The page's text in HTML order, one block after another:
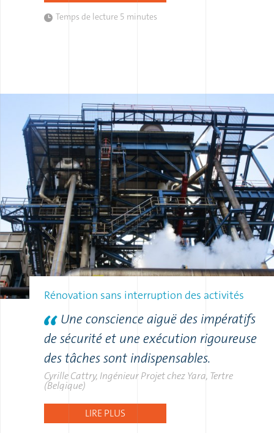
Temps de lecture 5 minutes
Rénovation sans interruption des activités
Une conscience aiguë des impératifs
de sécurité et une exécution rigoureuse
des tâches sont indispensables.
Cyrille Cattry, Ingénieur Projet chez Yara, Tertre
(Belgique)
LIRE PLUS